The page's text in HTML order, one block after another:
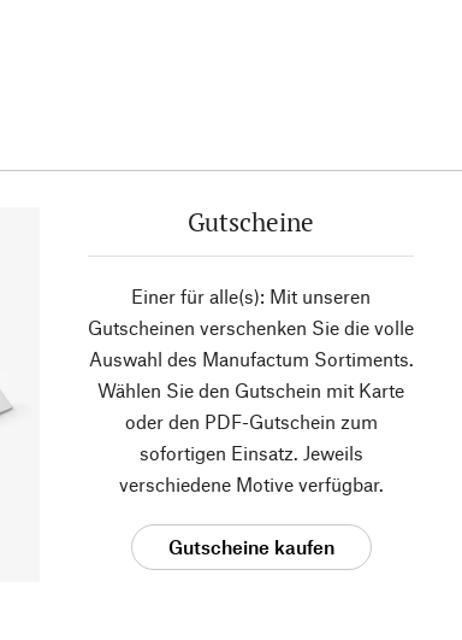
Gutscheine
Einer für alle(s): Mit unseren
Gutscheinen verschenken Sie die volle
Auswahl des Manufactum Sortiments.
Wählen Sie den Gutschein mit Karte
oder den PDF-Gutschein zum
sofortigen Einsatz. Jeweils
verschiedene Motive verfügbar.
Gutscheine kaufen